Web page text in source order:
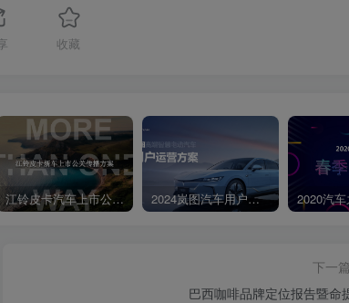
收藏
江铃皮卡汽车上市公关传播策划案 2024岚图汽车用户运营方案
下一篇
巴西咖啡品牌定位报告暨命